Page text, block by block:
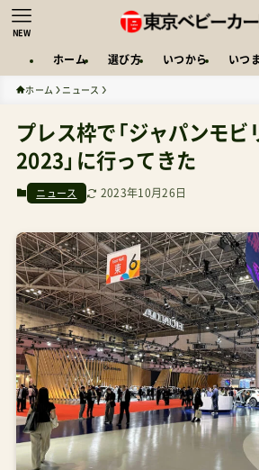
NEW
ホーム 選び方 いつから いつ
ホーム ニュース
プレス枠で「ジャパンモビ
2023」に行ってきた
ニュース 2023年10月26日